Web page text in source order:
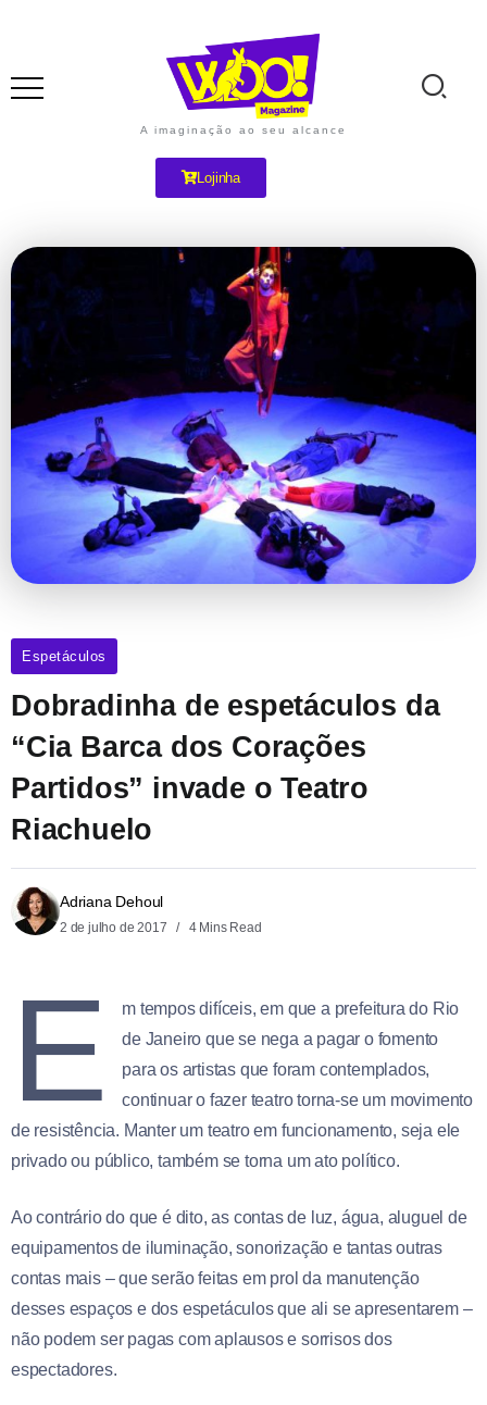
A imaginação ao seu alcance
Lojinha
Espetáculos
Dobradinha de espetáculos da
“Cia Barca dos Corações
Partidos” invade o Teatro
Riachuelo
Adriana Dehoul
2 de julho de 2017 4 Mins Read
E
m tempos difíceis, em que a prefeitura do Rio
de Janeiro que se nega a pagar o fomento
para os artistas que foram contemplados,
continuar o fazer teatro torna-se um movimento
de resistência. Manter um teatro em funcionamento, seja ele
privado ou público, também se torna um ato político.
Ao contrário do que é dito, as contas de luz, água, aluguel de
equipamentos de iluminação, sonorização e tantas outras
contas mais – que serão feitas em prol da manutenção
desses espaços e dos espetáculos que ali se apresentarem –
não podem ser pagas com aplausos e sorrisos dos
espectadores.